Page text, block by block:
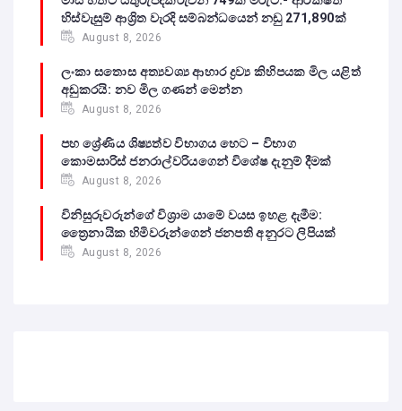
හිස්වැසුම් ආශ්‍රිත වැරදි සම්බන්ධයෙන් නඩු 271,890ක්
August 8, 2026
ලංකා සතොස අත්‍යවශ්‍ය ආහාර ද්‍රව්‍ය කිහිපයක මිල යළිත්
අඩුකරයි: නව මිල ගණන් මෙන්න
August 8, 2026
පහ ශ්‍රේණිය ශිෂ්‍යත්ව විභාගය හෙට – විභාග
කොමසාරිස් ජනරාල්වරියගෙන් විශේෂ දැනුම් දීමක්
August 8, 2026
විනිසුරුවරුන්ගේ විශ්‍රාම යාමේ වයස ඉහළ දැමීම:
ත්‍රෛනායික හිමිවරුන්ගෙන් ජනපති අනුරට ලිපියක්
August 8, 2026